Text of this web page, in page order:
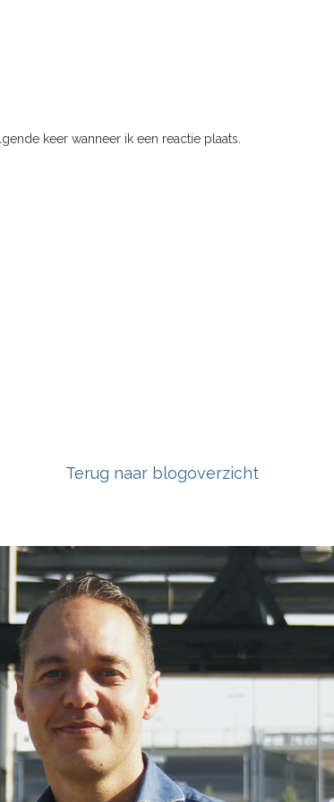
keer wanneer ik een reactie plaats.
Terug naar blogoverzicht